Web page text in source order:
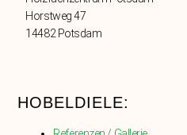
Horstweg 47
14482 Potsdam
HOBELDIELE: